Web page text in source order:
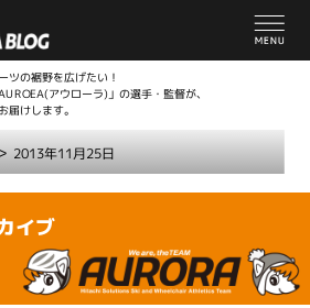
ツの裾野を広げたい！
アウローラ)」の選手・監督が、
届けします。
2013年11月25日
イブ